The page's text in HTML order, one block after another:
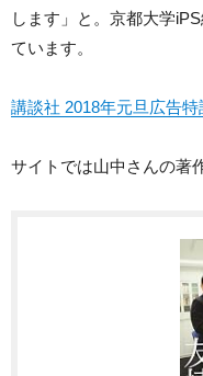
します」と。京都大学
ています。
講談社 2018年元旦広告特
サイトでは山中さんの著